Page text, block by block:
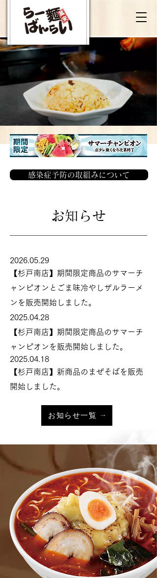
感染症予防の取組みについて
お知らせ
2026.05.29
【杉戸南店】期間限定商品のサマーチ
ャンピオンとごま味冷やしザルラーメ
ン を販売開始しました。
2025.04.28
【杉戸南店】期間限定商品のサマーチ
ャンピオンを販売開始しました。
2025.04.18
【杉戸南店】新商品のまぜそばを販売
開始しました。
お知らせ一覧